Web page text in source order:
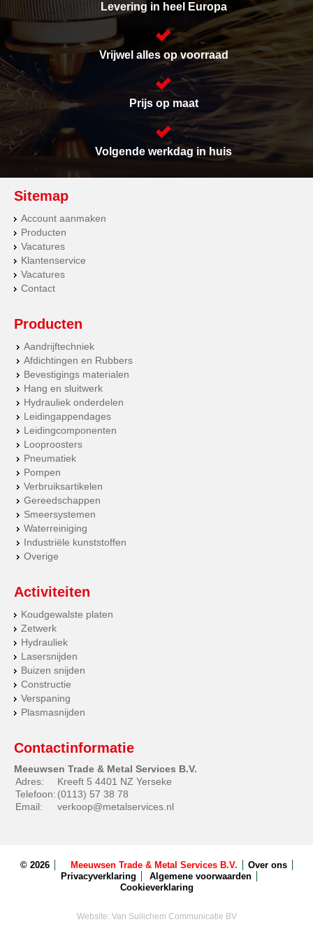
Levering in heel Europa
Vrijwel alles op voorraad
Prijs op maat
Volgende werkdag in huis
Sitemap
Account aanmaken
Producten
Vacatures
Klantenservice
Vacatures
Contact
Producten
Aandrijftechniek
Afdichtingen en Rubbers
Bevestigings materialen
Hang en sluitwerk
Hydrauliek onderdelen
Leidingappendages
Leidingcomponenten
Looproosters
Pneumatiek
Pompen
Verbruiksartikelen
Gereedschappen
Smeersystemen
Waterreiniging
Industriële kunststoffen
Overige
Activiteiten
Koudgewalste platen
Zetwerk
Hydrauliek
Lasersnijden
Buizen snijden
Constructie
Verspaning
Plasmasnijden
Contactinformatie
Meeuwsen Trade & Metal Services B.V.
Adres:
Kreeft 5 4401 NZ Yerseke
Telefoon: (0113) 57 38 78
Email:
verkoop@metalservices.nl
© 2026 Meeuwsen Trade & Metal Services B.V.
Over ons
Privacyverklaring
Algemene voorwaarden
Cookieverklaring
Website: Van Suilichem Communicatie BV